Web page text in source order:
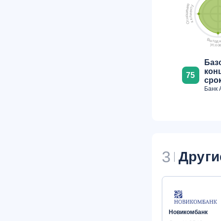
Выгодн
услов
О
т
н
о
ш
е
н
и
е
к
к
л
и
е
н
т
у
75
Банк
3
Новикомбанк